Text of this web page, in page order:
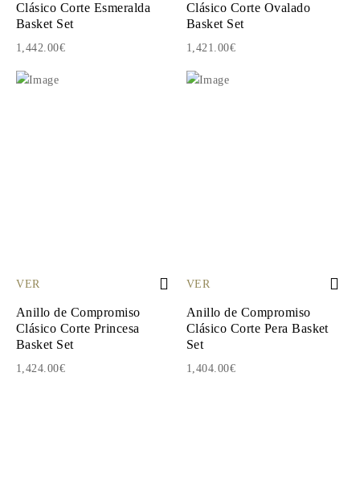
Clásico Corte Esmeralda
Basket Set
1,442.00€
Clásico Corte Ovalado
Basket Set
1,421.00€
VER
Anillo de Compromiso
Clásico Corte Princesa
Basket Set
1,424.00€
VER
Anillo de Compromiso
Clásico Corte Pera Basket
Set
1,404.00€